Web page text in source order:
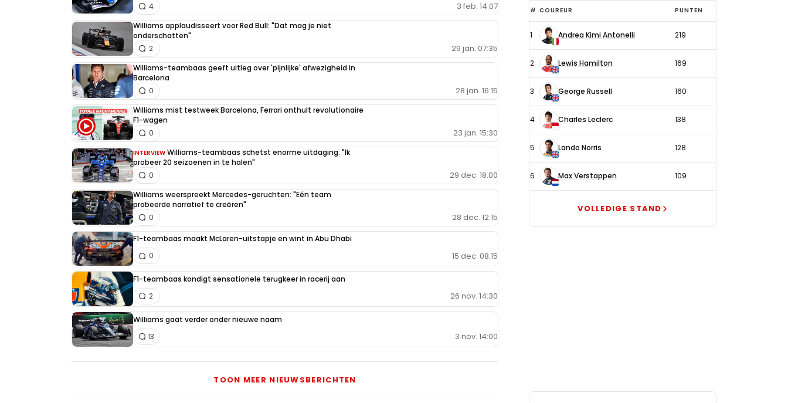
3 feb. 14:07
4
Williams applaudisseert voor Red Bull: "Dat mag je niet
onderschatten"
29 jan. 07:35
2
Williams-teambaas geeft uitleg over 'pijnlijke' afwezigheid in
Barcelona
28 jan. 16:15
0
Williams mist testweek Barcelona, Ferrari onthult revolutionaire
F1-wagen
23 jan. 15:30
0
INTERVIEW Williams-teambaas schetst enorme uitdaging: "Ik
probeer 20 seizoenen in te halen"
29 dec. 18:00
0
Williams weerspreekt Mercedes-geruchten: "Eén team
probeerde narratief te creëren"
28 dec. 12:15
0
F1-teambaas maakt McLaren-uitstapje en wint in Abu Dhabi
15 dec. 08:15
0
F1-teambaas kondigt sensationele terugkeer in racerij aan
26 nov. 14:30
2
Williams gaat verder onder nieuwe naam
3 nov. 14:00
13
TOON MEER NIEUWSBERICHTEN
Top
6
coureurs
# COUREUR PUNTEN
1 Andrea Kimi Antonelli 219
2 Lewis Hamilton 169
3 George Russell 160
4 Charles Leclerc 138
5 Lando Norris 128
6 Max Verstappen 109
VOLLEDIGE STAND